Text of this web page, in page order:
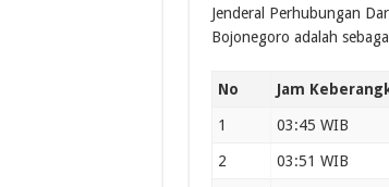
Jenderal Perhubungan
Bojonegoro adalah
No Jam
1 03:45 WIB
2 03:51 WIB